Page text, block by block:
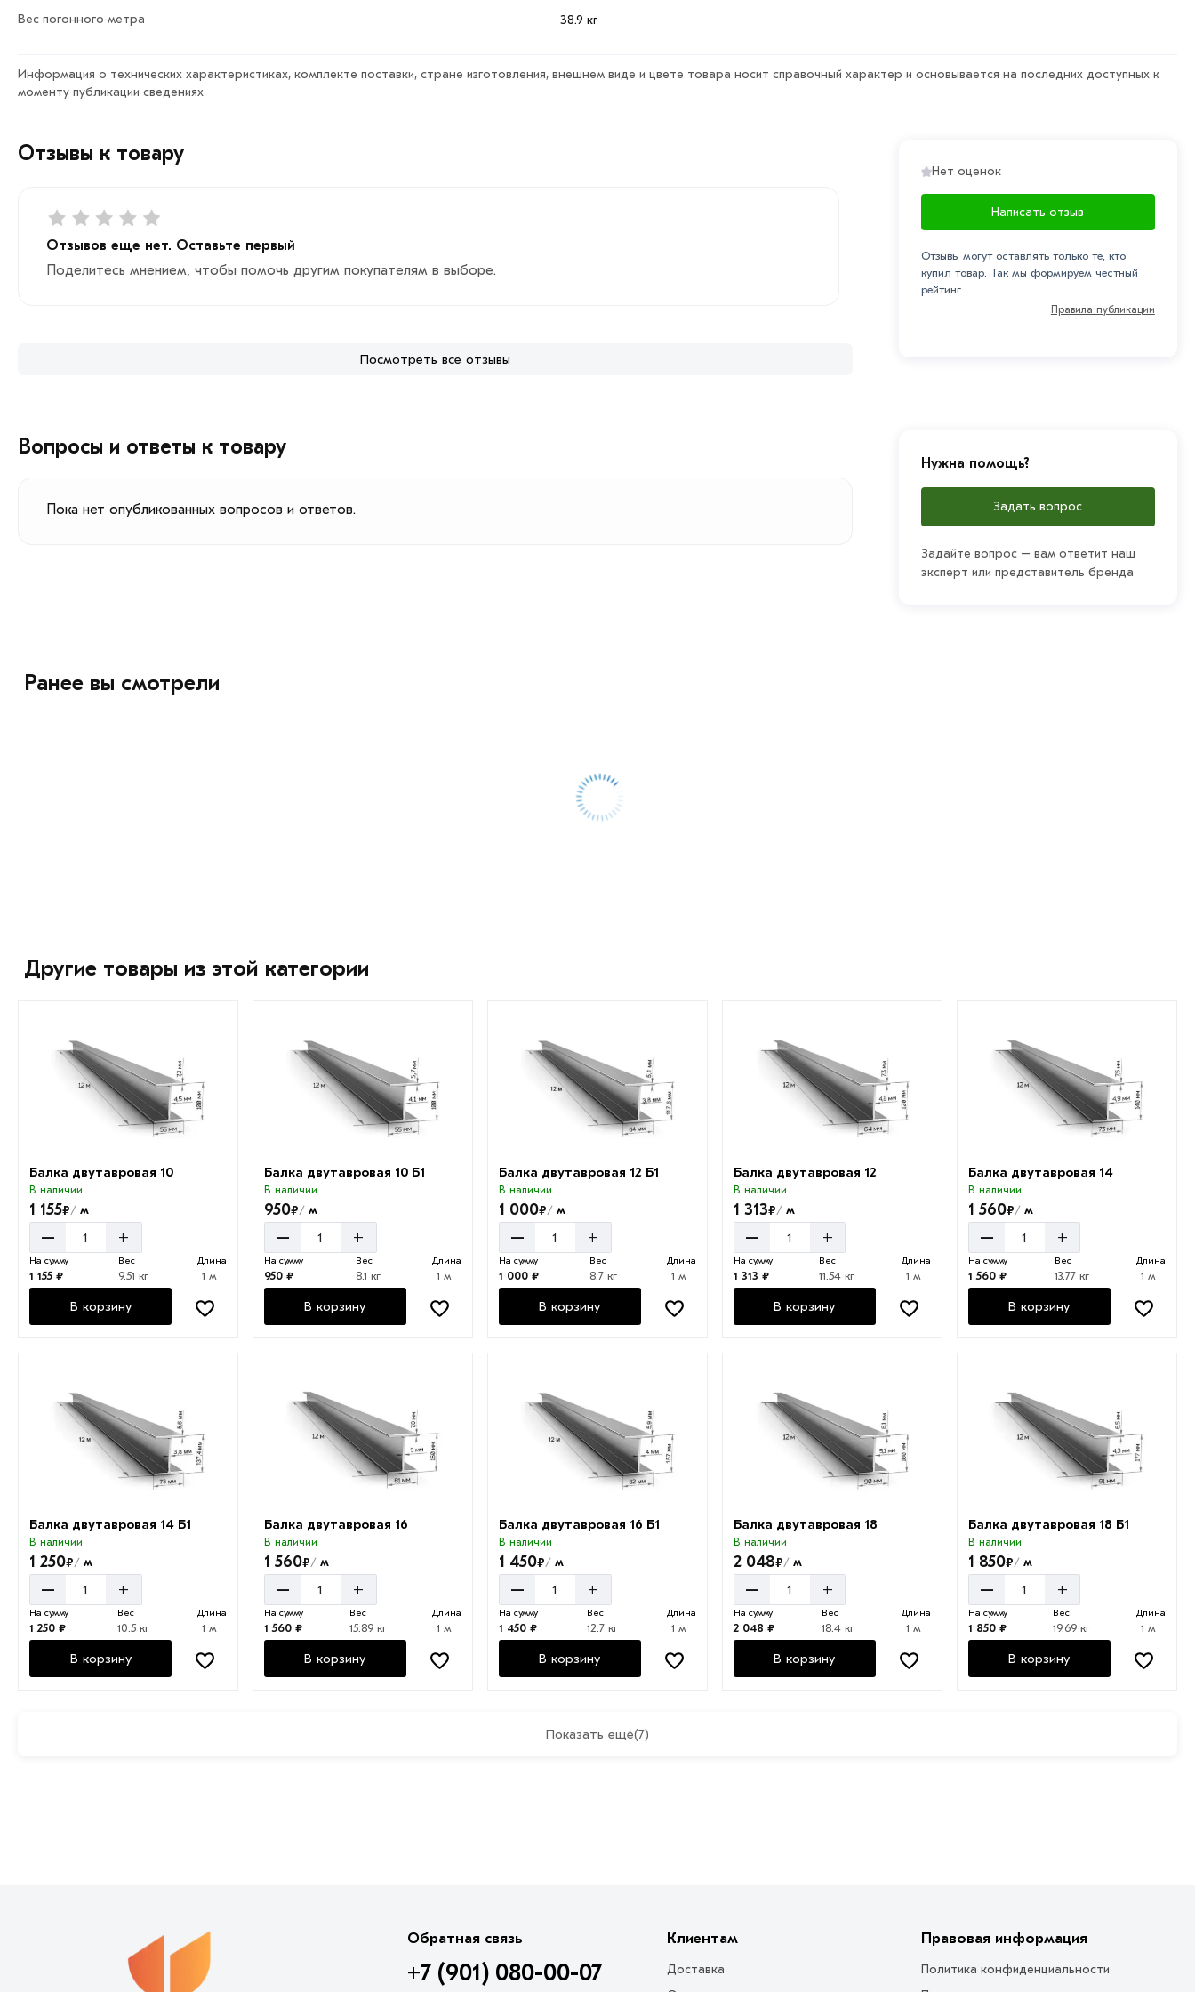
Вес погонного метра
38.9 кг
Информация о технических характеристиках, комплекте поставки, стране изготовления, внешнем виде и цвете товара носит справочный характер и основывается на последних доступных к
моменту публикации сведениях
Отзывы к товару
Отзывов еще нет. Оставьте первый
Поделитесь мнением, чтобы помочь другим покупателям в выборе.
Посмотреть все отзывы
Нет оценок
Написать отзыв
Отзывы могут оставлять только те, кто
купил товар. Так мы формируем честный
рейтинг
Правила публикации
Вопросы и ответы к товару
Пока нет опубликованных вопросов и ответов.
Нужна помощь?
Задать вопрос
Задайте вопрос – вам ответит наш
эксперт или представитель бренда
Ранее вы смотрели
Другие товары из этой категории
Балка двутавровая 10
В наличии
1 155₽/ м
– +
На сумму
1 155 ₽
Вес
9.51 кг
Длина
1 м
В корзину
Балка двутавровая 10 Б1
В наличии
950₽/ м
– +
На сумму
950 ₽
Вес
8.1 кг
Длина
1 м
В корзину
Балка двутавровая 12 Б1
В наличии
1 000₽/ м
– +
На сумму
1 000 ₽
Вес
8.7 кг
Длина
1 м
В корзину
Балка двутавровая 12
В наличии
1 313₽/м
– +
На сумму
1 313 ₽
Вес
11.54 кг
Длина
1 м
В корзину
Балка двутавровая 14
В наличии
1 560₽/м
– +
На сумму
1 560 ₽
Вес
13.77 кг
Длина
1 м
В корзину
Балка двутавровая 14 Б1
В наличии
1 250₽/ м
– +
На сумму
1 250 ₽
Вес
10.5 кг
Длина
1 м
В корзину
Балка двутавровая 16
В наличии
1 560₽/ м
– +
На сумму
1 560 ₽
Вес
15.89 кг
Длина
1 м
В корзину
Балка двутавровая 16 Б1
В наличии
1 450₽/ м
– +
На сумму
1 450 ₽
Вес
12.7 кг
Длина
1 м
В корзину
Балка двутавровая 18
В наличии
2 048₽/м
– +
На сумму
2 048 ₽
Вес
18.4 кг
Длина
1 м
В корзину
Балка двутавровая 18 Б1
В наличии
1 850₽/м
– +
На сумму
1 850 ₽
Вес
19.69 кг
Длина
1 м
В корзину
Показать ещё(7)
Обратная связь
+7 (901) 080-00-07
Клиентам
Доставка
Правовая информация
Политика конфиденциальности